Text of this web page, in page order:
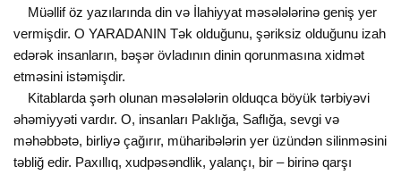
Müəllif öz yazılarında din və İlahiyyat məsələlərinə geniş yer
vermişdir. O YARADANIN Tək olduğunu, şəriksiz olduğunu izah
edərək insanların, bəşər övladının dinin qorunmasına xidmət
etməsini istəmişdir.
Kitablarda şərh olunan məsələlərin olduqca böyük tərbiyəvi
əhəmiyyəti vardır. O, insanları Paklığa, Saflığa, sevgi və
məhəbbətə, birliyə çağırır, müharibələrin yer üzündən silinməsini
təbliğ edir. Paxıllıq, xudpəsəndlik, yalançı, bir – birinə qarşı